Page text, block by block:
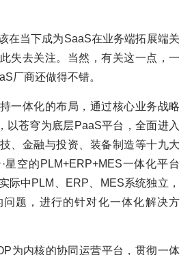
在当下成为SaaS在业务端拓展端关
失去关注。当然，有关这一点，一
厂商还做得不错。
一体化的布局，通过核心业务战略
以苍穹为底层PaaS平台，全面进入
、金融与投资、装备制造等十九大
星空的PLM+ERP+MES一体化平台
际中PLM、ERP、MES系统独立，
题，进行的针对化一体化解决方
为内核的协同运营平台，贯彻一体